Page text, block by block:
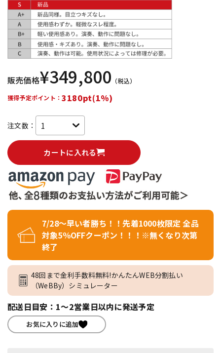
中古
販売価格¥349,800 （税込）
獲得予定ポイント：3180pt(1%)
注文数：
カートに入れる
7/28～早い者勝ち！！先着1000枚限定 全品
対象5％OFFクーポン！！！※無くなり次第
終了
48回まで金利手数料無料!かんたんWEB分割払い
（WeBBy）シミュレーター
配送日目安：1～2営業日以内に発送予定
お気に入りに追加